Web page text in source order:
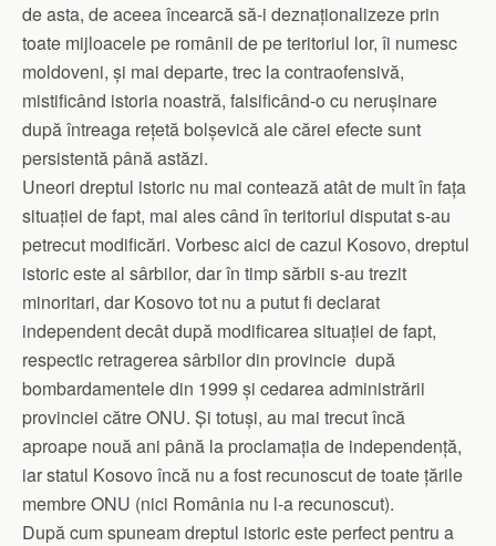
de asta, de aceea încearcă să-i deznaționalizeze prin
toate mijloacele pe românii de pe teritoriul lor, îi numesc
moldoveni, și mai departe, trec la contraofensivă,
mistificând istoria noastră, falsificând-o cu nerușinare
după întreaga rețetă bolșevică ale cărei efecte sunt
persistentă până astăzi.
Uneori dreptul istoric nu mai contează atât de mult în fața
situației de fapt, mai ales când în teritoriul disputat s-au
petrecut modificări. Vorbesc aici de cazul Kosovo, dreptul
istoric este al sârbilor, dar în timp sărbii s-au trezit
minoritari, dar Kosovo tot nu a putut fi declarat
independent decât după modificarea situației de fapt,
respectic retragerea sârbilor din provincie după
bombardamentele din 1999 și cedarea administrării
provinciei către ONU. Și totuși, au mai trecut încă
aproape nouă ani până la proclamația de independență,
iar statul Kosovo încă nu a fost recunoscut de toate țările
membre ONU (nici România nu l-a recunoscut).
După cum spuneam dreptul istoric este perfect pentru a